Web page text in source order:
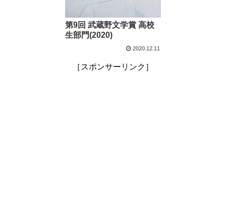
第9回 武蔵野文学賞 高校
生部門(2020)
2020.12.11
［スポンサーリンク］